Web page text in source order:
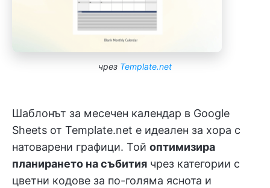
чрез Template.net
Шаблонът за месечен календар в Google
Sheets от Template.net е идеален за хора с
натоварени графици. Той оптимизира
планирането на събития чрез категории с
цветни кодове за по-голяма яснота и